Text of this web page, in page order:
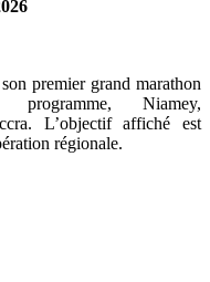
premier grand marathon
programme, Niamey,
L’objectif affiché est
régionale.